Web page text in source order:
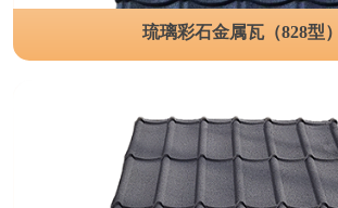
琉璃彩石金属瓦（828型）